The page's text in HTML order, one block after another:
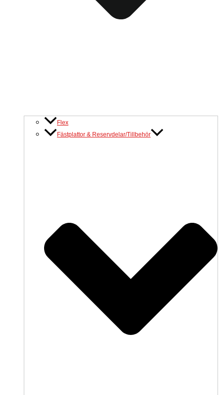
Flex
Fästplattor & Reservdelar/Tillbehör